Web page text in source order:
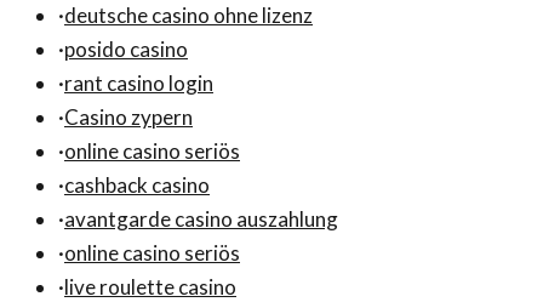
·deutsche casino ohne lizenz
·posido casino
·rant casino login
·Casino zypern
·online casino seriös
·cashback casino
·avantgarde casino auszahlung
·online casino seriös
·live roulette casino